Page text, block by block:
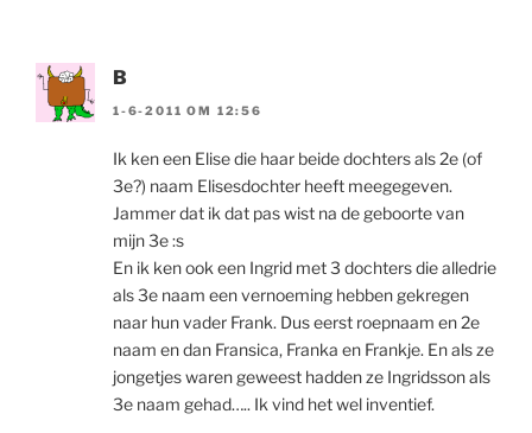
B
1-6-2011 OM 12:56
Ik ken een Elise die haar beide dochters als 2e (of
3e?) naam Elisesdochter heeft meegegeven.
Jammer dat ik dat pas wist na de geboorte van
mijn 3e :s
En ik ken ook een Ingrid met 3 dochters die alledrie
als 3e naam een vernoeming hebben gekregen
naar hun vader Frank. Dus eerst roepnaam en 2e
naam en dan Fransica, Franka en Frankje. En als ze
jongetjes waren geweest hadden ze Ingridsson als
3e naam gehad….. Ik vind het wel inventief.